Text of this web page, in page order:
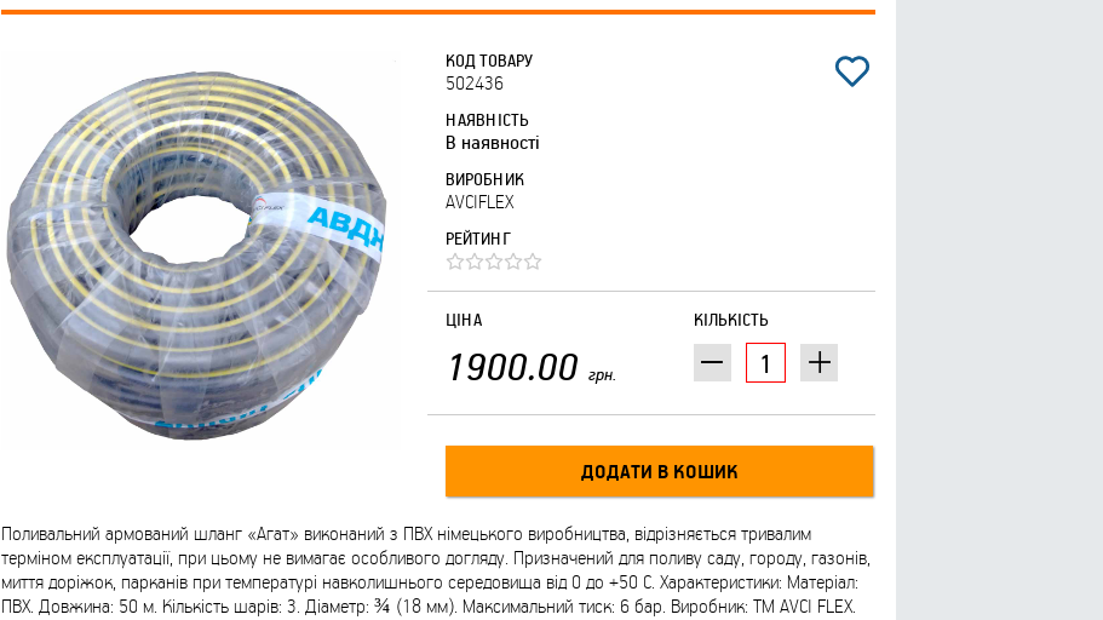
КОД ТОВАРУ
502436
НАЯВНІСТЬ
В наявності
ВИРОБНИК
AVCIFLEX
РЕЙТИНГ
КІЛЬКІСТЬ
ЦІНА
1900.00 грн.
Поливальний армований шланг «Агат» виконаний з ПВХ німецького виробництва, відрізняється тривалим
терміном експлуатації, при цьому не вимагає особливого догляду. Призначений для поливу саду, городу, газонів,
миття доріжок, парканів при температурі навколишнього середовища від 0 до +50 C. Характеристики: Матеріал:
ПВХ. Довжина: 50 м. Кількість шарів: 3. Діаметр: ¾ (18 мм). Максимальний тиск: 6 бар. Виробник: ТМ AVCI FLEX.